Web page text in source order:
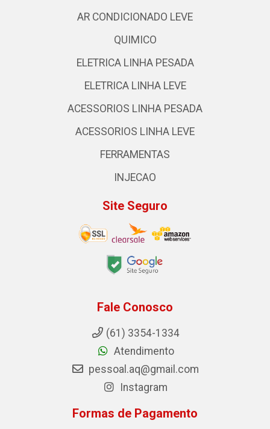
AR CONDICIONADO LEVE
QUIMICO
ELETRICA LINHA PESADA
ELETRICA LINHA LEVE
ACESSORIOS LINHA PESADA
ACESSORIOS LINHA LEVE
FERRAMENTAS
INJECAO
Site Seguro
Fale Conosco
(61) 3354-1334
Atendimento
pessoal.aq@gmail.com
Instagram
Formas de Pagamento